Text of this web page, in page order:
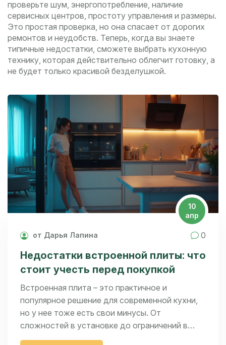
проверьте шум, энергопотребление, наличие
сервисных центров, простоту управления и размеры.
Это простая проверка, но она спасает от дорогих
ремонтов и неудобств. Теперь, когда вы знаете
типичные недостатки, сможете выбрать кухонную
технику, которая действительно облегчит готовку, а
не будет только красивой безделушкой.
10
апр
от Дарья Лапина 0
Недостатки встроенной плиты: что
стоит учесть перед покупкой
Встроенная плита – это практичное и
популярное решение для современной кухни,
но у нее тоже есть свои минусы. От
сложностей в установке до ограничений в
дизайнах, встроенные плиты могут не подойти